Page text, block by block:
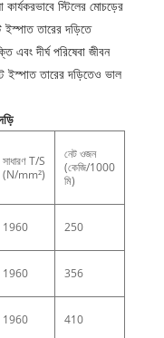
স্টিলের মোচড়ের
ইস্পাত তারের দড়িতে
এবং দীর্ঘ পরিষেবা জীবন
ইস্পাত তারের দড়িতেও ভাল
সাধারণ T/S
(N/mm²)
নেট ওজন
(কেজি/1000
মি)
1960 250
1960 356
1960 410